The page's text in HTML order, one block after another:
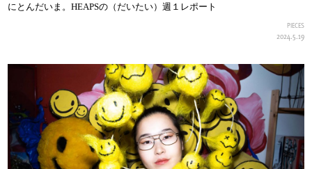
にとんだいま。HEAPSの（だいたい）週１レポート
PIECES
2024.5.19